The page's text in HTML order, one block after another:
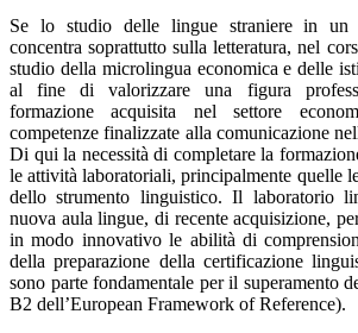
Se lo studio delle lingue straniere in un
concentra soprattutto sulla letteratura, nel
studio della microlingua economica e delle
al fine di valorizzare una figura
formazione acquisita nel settore
competenze finalizzate alla comunicazione
Di qui la necessità di completare la
le attività laboratoriali, principalmente quelle
dello strumento linguistico. Il laboratorio
nuova aula lingue, di recente acquisizione,
in modo innovativo le abilità di
della preparazione della certificazione
sono parte fondamentale per il superamento
B2 dell’European Framework of Reference).